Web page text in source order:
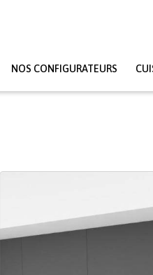
NOS CONFIGURATEURS